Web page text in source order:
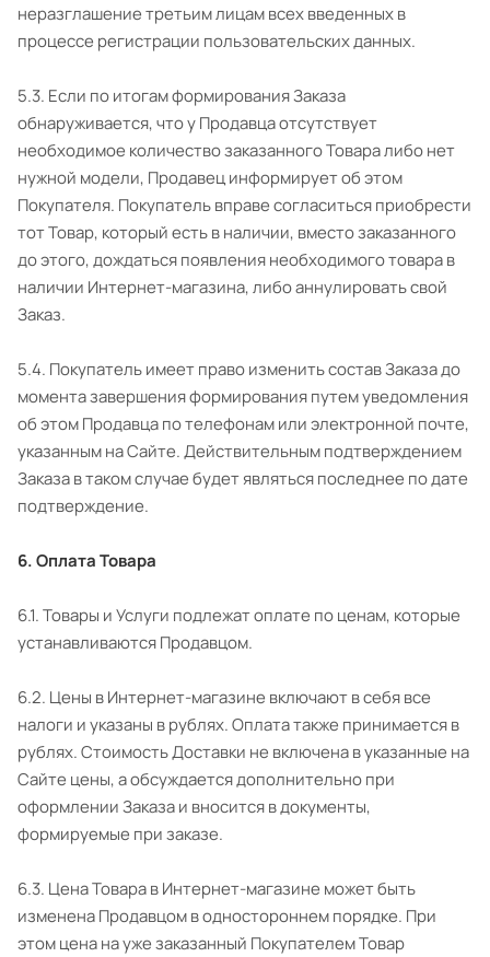
неразглашение третьим лицам всех введенных в
процессе регистрации пользовательских данных.
5.3. Если по итогам формирования Заказа
обнаруживается, что у Продавца отсутствует
необходимое количество заказанного Товара либо нет
нужной модели, Продавец информирует об этом
Покупателя. Покупатель вправе согласиться приобрести
тот Товар, который есть в наличии, вместо заказанного
до этого, дождаться появления необходимого товара в
наличии Интернет-магазина, либо аннулировать свой
Заказ.
5.4. Покупатель имеет право изменить состав Заказа до
момента завершения формирования путем уведомления
об этом Продавца по телефонам или электронной почте,
указанным на Сайте. Действительным подтверждением
Заказа в таком случае будет являться последнее по дате
подтверждение.
6. Оплата Товара
6.1. Товары и Услуги подлежат оплате по ценам, которые
устанавливаются Продавцом.
6.2. Цены в Интернет-магазине включают в себя все
налоги и указаны в рублях. Оплата также принимается в
рублях. Стоимость Доставки не включена в указанные на
Сайте цены, а обсуждается дополнительно при
оформлении Заказа и вносится в документы,
формируемые при заказе.
6.3. Цена Товара в Интернет-магазине может быть
изменена Продавцом в одностороннем порядке. При
этом цена на уже заказанный Покупателем Товар